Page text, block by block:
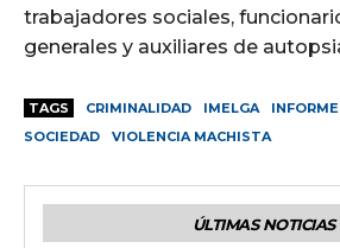
trabajadores sociales,
generales y auxiliares de
TAGS CRIMINALIDAD IMELGA
SOCIEDAD
VIOLENCIA MACHISTA
ÚLTIMAS NOTICIAS